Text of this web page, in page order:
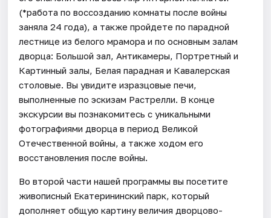
(*работа по воссозданию комнаты после войны
заняла 24 года), а также пройдете по парадной
лестнице из белого мрамора и по основным залам
дворца: Большой зал, Антикамеры, Портретный и
Картинный залы, Белая парадная и Кавалерская
столовые. Вы увидите изразцовые печи,
выполненные по эскизам Растрелли. В конце
экскурсии вы познакомитесь с уникальными
фотографиями дворца в период Великой
Отечественной войны, а также ходом его
восстановления после войны.
Во второй части нашей программы вы посетите
живописный Екатерининский парк, который
дополняет общую картину величия дворцово-